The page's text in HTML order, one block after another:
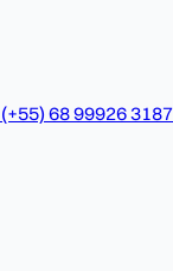
(+55) 68 99926 3187